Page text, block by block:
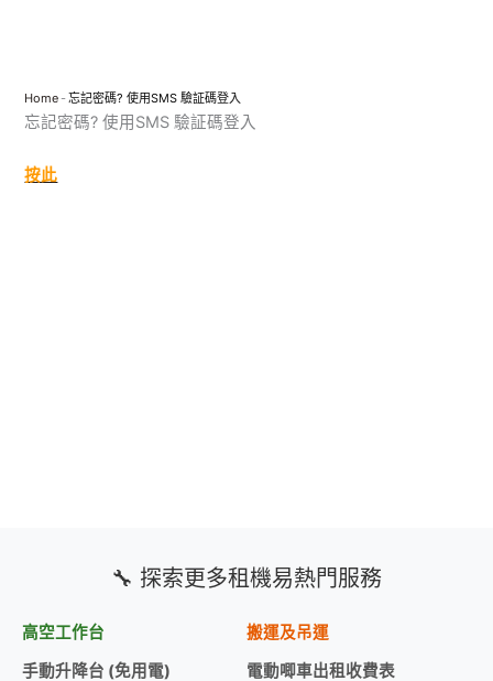
Home-忘記密碼? 使用SMS 驗証碼登入
忘記密碼? 使用SMS 驗証碼登入
按此
🔧 探索更多租機易熱門服務
高空工作台
手動升降台 (免用電)
搬運及吊運
電動唧車出租收費表